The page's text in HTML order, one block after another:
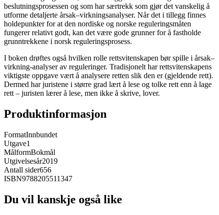
beslutningsprosessen og som har særtrekk som gjør det vanskelig å
utforme detaljerte årsak–virkningsanalyser. Når det i tillegg finnes
holdepunkter for at den nordiske og norske reguleringsmåten
fungerer relativt godt, kan det være gode grunner for å fastholde
grunntrekkene i norsk reguleringsprosess.
I boken drøftes også hvilken rolle rettsvitenskapen bør spille i årsak–
virkning-analyser av reguleringer. Tradisjonelt har rettsvitenskapens
viktigste oppgave vært å analysere retten slik den er (gjeldende rett).
Dermed har juristene i større grad lært å lese og tolke rett enn å lage
rett – juristen lærer å lese, men ikke å skrive, lover.
Produktinformasjon
FormatInnbundet
Utgave1
MålformBokmål
Utgivelsesår2019
Antall sider656
ISBN9788205511347
Du vil kanskje også like